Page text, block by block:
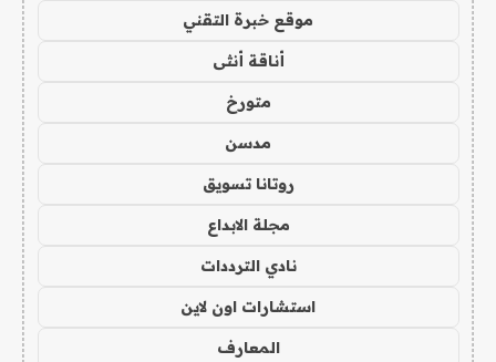
موقع خبرة التقني
أناقة أنثى
متورخ
مدسن
روتانا تسويق
مجلة الابداع
نادي الترددات
استشارات اون لاين
المعارف